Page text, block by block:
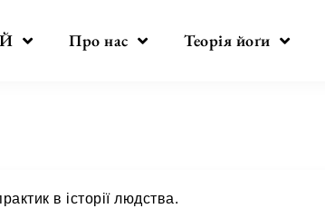
Про нас Теорія йоґи
в історії людства.